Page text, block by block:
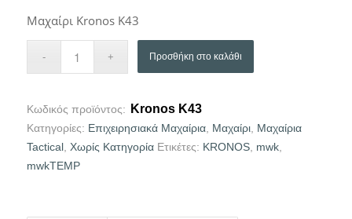
Μαχαίρι Kronos K43
Προσθήκη στο καλάθι
Κωδικός προϊόντος: Kronos K43
Κατηγορίες: Επιχειρησιακά Μαχαίρια, Μαχαίρι, Μαχαίρια
Tactical, Χωρίς Κατηγορία Ετικέτες: KRONOS, mwk,
mwkTEMP